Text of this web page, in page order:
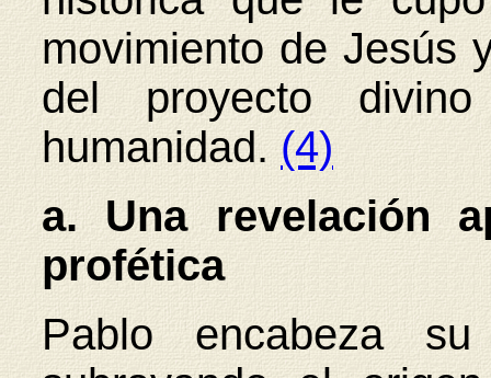
movimiento de Jesús
del proyecto
humanidad.(4)
a. Una revelación
profética
Pablo encabeza